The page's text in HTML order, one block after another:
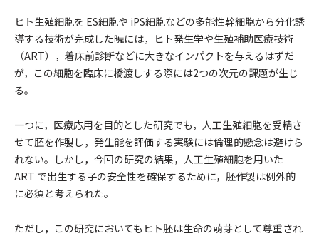
ヒト生殖細胞を ES細胞や iPS細胞などの多能性幹細胞から分化誘
導する技術が完成した暁には，ヒト発生学や生殖補助医療技術
（ART），着床前診断などに大きなインパクトを与えるはずだ
が，この細胞を臨床に橋渡しする際には2つの次元の課題が生じ
る。
一つに，医療応用を目的とした研究でも，人工生殖細胞を受精さ
せて胚を作製し，発生能を評価する実験には倫理的懸念は避けら
れない。しかし，今回の研究の結果，人工生殖細胞を用いた
ART で出生する子の安全性を確保するために，胚作製は例外的
に必須と考えられた。
ただし，この研究においてもヒト胚は生命の萌芽として尊重され